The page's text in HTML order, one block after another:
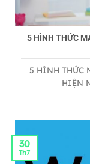
5 HÌNH THỨC
5 HÌNH THỨC
HIỆN
30
Th7